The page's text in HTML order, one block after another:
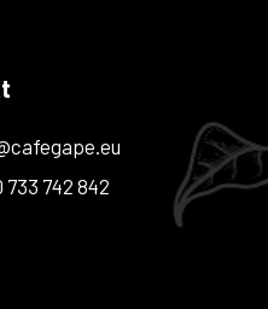
cafegape.eu
733 742 842